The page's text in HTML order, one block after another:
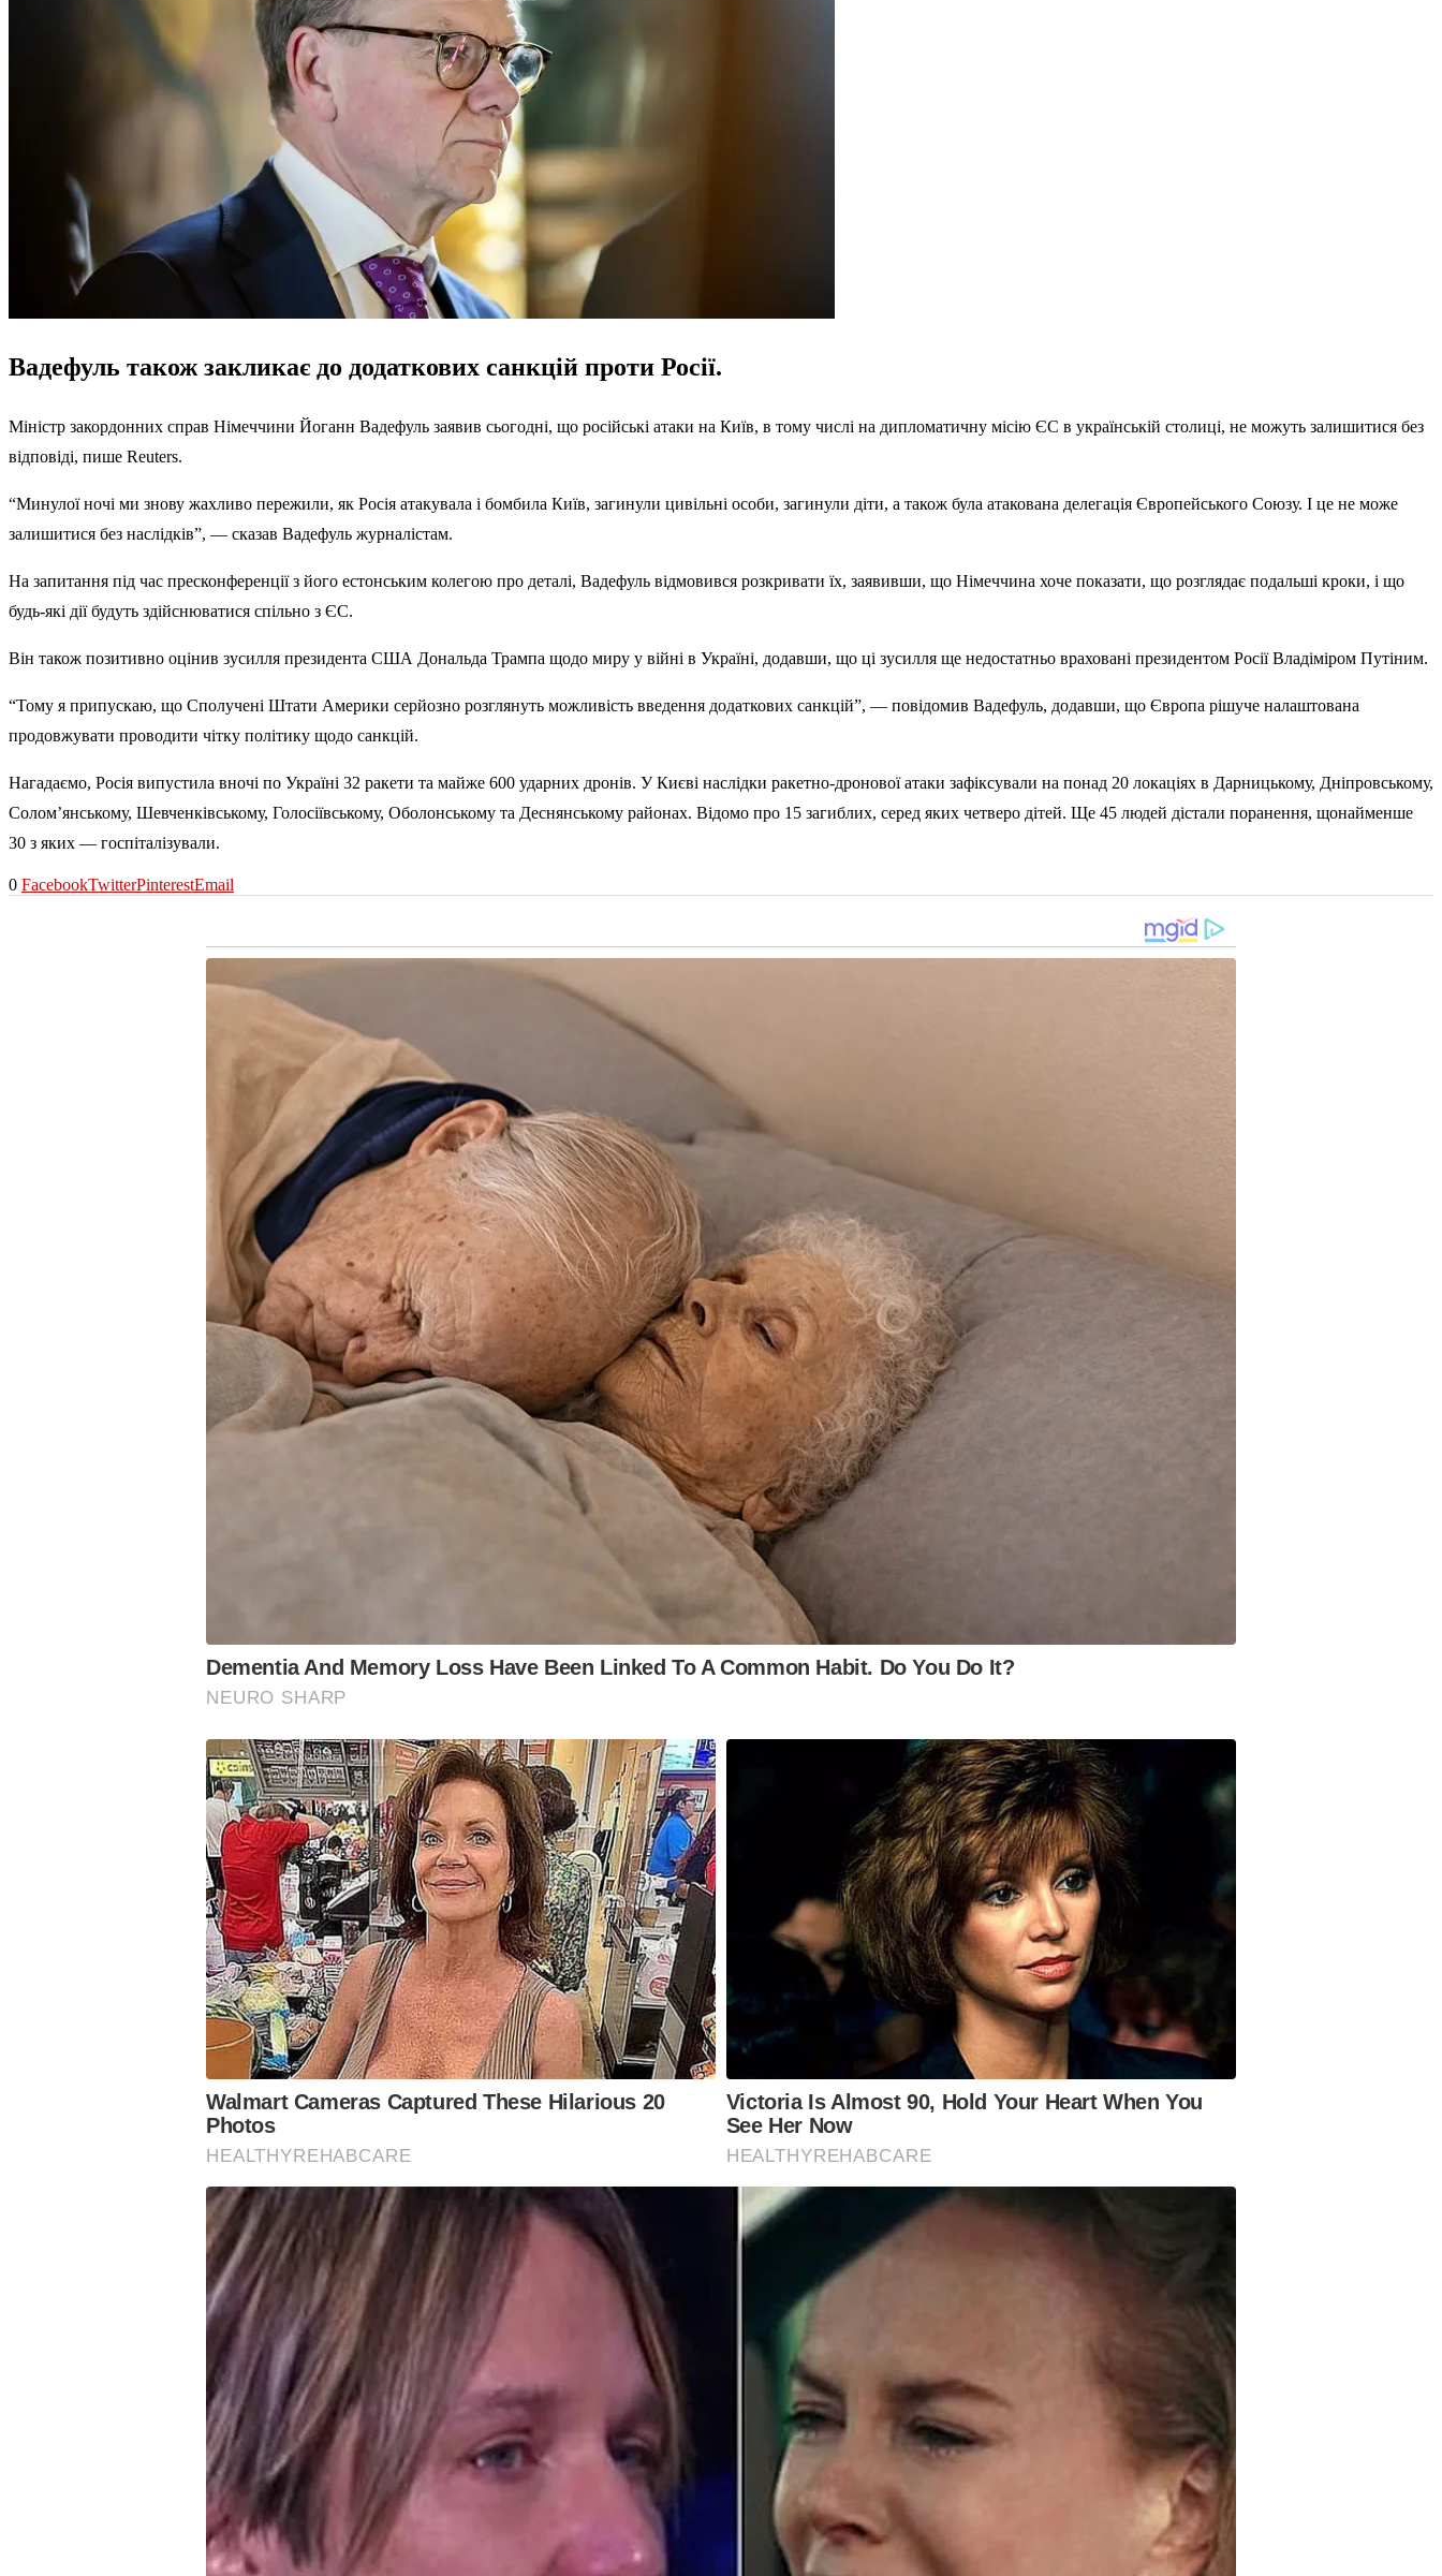
Вадефуль також закликає до додаткових санкцій проти Росії.
Міністр закордонних справ Німеччини Йоганн Вадефуль заявив сьогодні, що російські атаки на Київ, в тому числі на дипломатичну місію ЄС в українській столиці, не можуть залишитися без
відповіді, пише Reuters.
“Минулої ночі ми знову жахливо пережили, як Росія атакувала і бомбила Київ, загинули цивільні особи, загинули діти, а також була атакована делегація Європейського Союзу. І це не може
залишитися без наслідків”, — сказав Вадефуль журналістам.
На запитання під час пресконференції з його естонським колегою про деталі, Вадефуль відмовився розкривати їх, заявивши, що Німеччина хоче показати, що розглядає подальші кроки, і що
будь-які дії будуть здійснюватися спільно з ЄС.
Він також позитивно оцінив зусилля президента США Дональда Трампа щодо миру у війні в Україні, додавши, що ці зусилля ще недостатньо враховані президентом Росії Владіміром Путіним.
“Тому я припускаю, що Сполучені Штати Америки серйозно розглянуть можливість введення додаткових санкцій”, — повідомив Вадефуль, додавши, що Європа рішуче налаштована
продовжувати проводити чітку політику щодо санкцій.
Нагадаємо, Росія випустила вночі по Україні 32 ракети та майже 600 ударних дронів. У Києві наслідки ракетно-дронової атаки зафіксували на понад 20 локаціях в Дарницькому, Дніпровському,
Соломʼянському, Шевченківському, Голосіївському, Оболонському та Деснянському районах. Відомо про 15 загиблих, серед яких четверо дітей. Ще 45 людей дістали поранення, щонайменше
30 з яких — госпіталізували.
0 FacebookTwitterPinterestEmail